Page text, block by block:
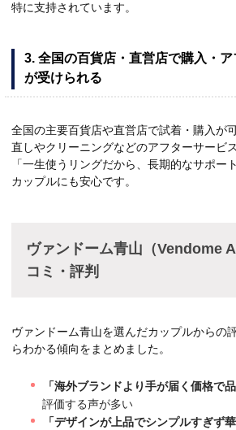
特に支持されています。
3. 全国の百貨店・直営店で購入・
が受けられる
全国の主要百貨店や直営店で試着・購入が
直しやクリーニングなどのアフターサービ
「一生使うリングだから、長期的なサポー
カップルにも安心です。
ヴァンドーム青山（Vendome
コミ・評判
ヴァンドーム青山を選んだカップルからの
らわかる傾向をまとめました。
「海外ブランドより手が届く価格で
評価する声が多い
「デザインが上品でシンプルすぎず